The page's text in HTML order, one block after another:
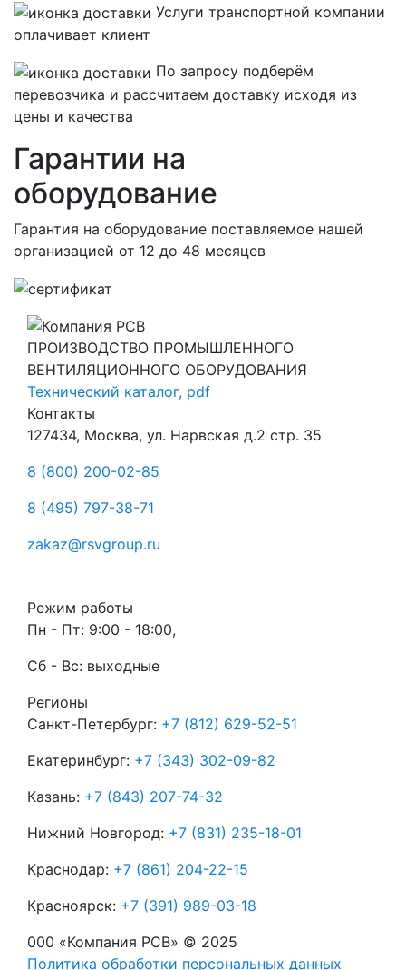
Услуги транспортной компании
оплачивает клиент
По запросу подберём
перевозчика и рассчитаем доставку исходя из
цены и качества
Гарантии на
оборудование
Гарантия на оборудование поставляемое нашей
организацией от 12 до 48 месяцев
ПРОИЗВОДСТВО ПРОМЫШЛЕННОГО
ВЕНТИЛЯЦИОННОГО ОБОРУДОВАНИЯ
Технический каталог, pdf
Контакты
127434, Москва, ул. Нарвская д.2 стр. 35
8 (800) 200-02-85
8 (495) 797-38-71
zakaz@rsvgroup.ru
Режим работы
Пн - Пт: 9:00 - 18:00,
Сб - Вс: выходные
Регионы
Санкт-Петербург: +7 (812) 629-52-51
Екатеринбург: +7 (343) 302-09-82
Казань: +7 (843) 207-74-32
Нижний Новгород: +7 (831) 235-18-01
Краснодар: +7 (861) 204-22-15
Красноярск: +7 (391) 989-03-18
000 «Компания РСВ» © 2025
Политика обработки персональных данных